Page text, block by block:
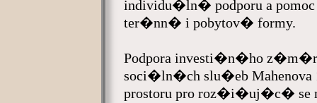
individu�ln� podporu a
ter�nn� i pobytov� formy.
Podpora investi�n�ho
soci�ln�ch slu�eb
prostoru pro roz�i�uj�c�